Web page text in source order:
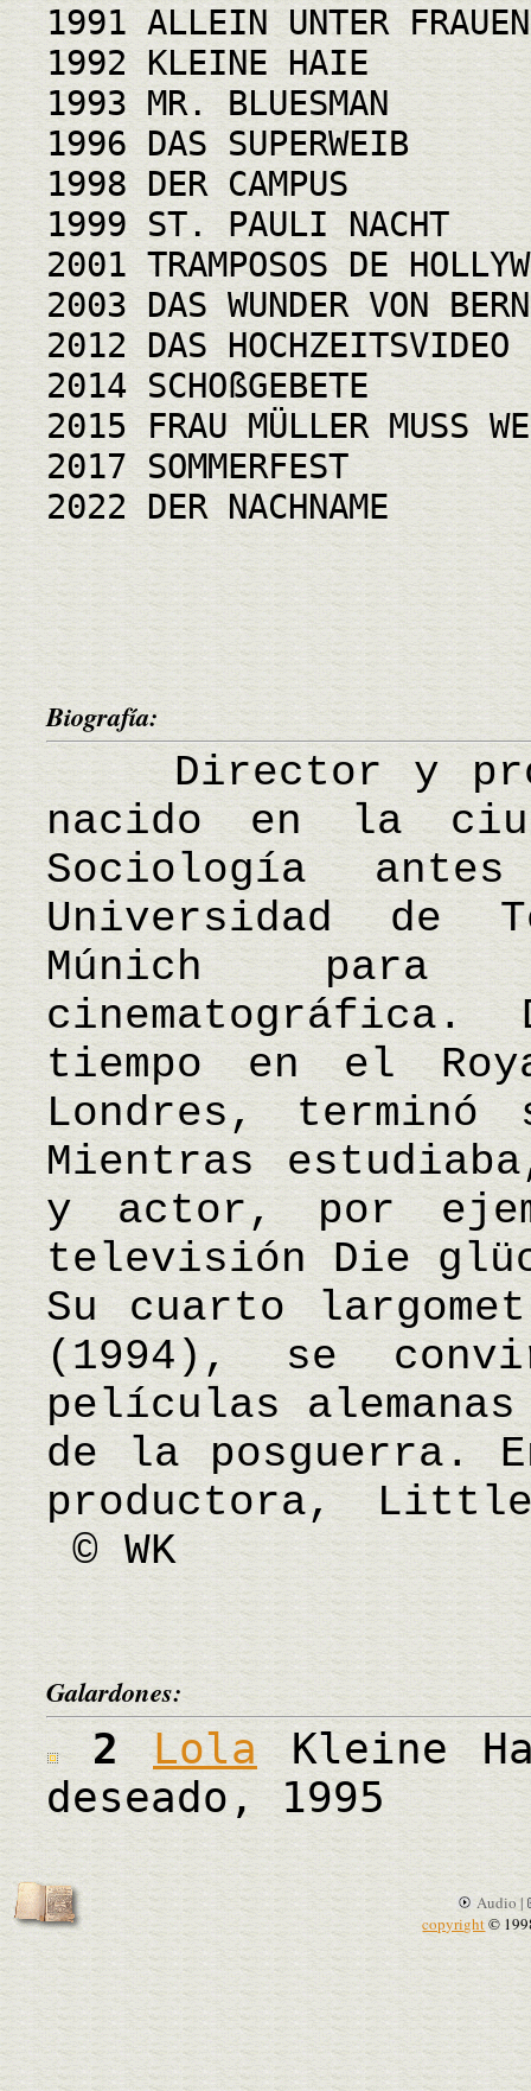
1991 ALLEIN UNTER FRAUEN
1992 KLEINE HAIE
1993 MR. BLUESMAN
1996 DAS SUPERWEIB
1998 DER CAMPUS
1999 ST. PAULI NACHT
2001 TRAMPOSOS DE
2003 DAS WUNDER VON BERN
2012 DAS HOCHZEITSVIDEO
2014 SCHOßGEBETE
2015 FRAU MÜLLER MUSS
2017 SOMMERFEST
2022 DER NACHNAME
Biografía:
Director y
nacido en la
Sociología
Universidad de
Múnich para
cinematográfica.
tiempo en el
Londres,
Mientras
y actor, por
televisión Die
Su cuarto
(1994), se
películas
de la posguerra.
productora,
© WK
Galardones:
2Lola Kleine
deseado, 1995
Audio |
copyright©